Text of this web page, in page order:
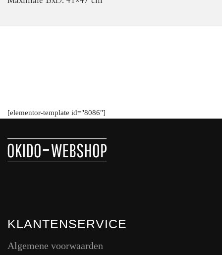
[elementor-template id="8086"]
KLANTENSERVICE
Algemene voorwaarden